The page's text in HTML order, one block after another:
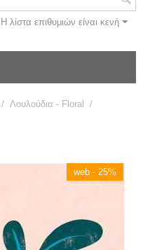
Η λίστα επιθυμιών είναι κενή
/ Λουλούδια - Floral
/
web - 25%